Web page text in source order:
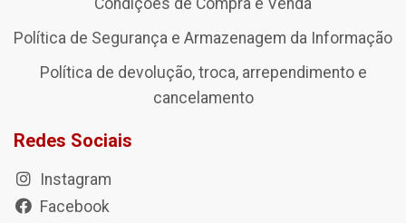
Política de Segurança e Armazenagem da Informação
Política de devolução, troca, arrependimento e
cancelamento
Redes Sociais
Instagram
Facebook